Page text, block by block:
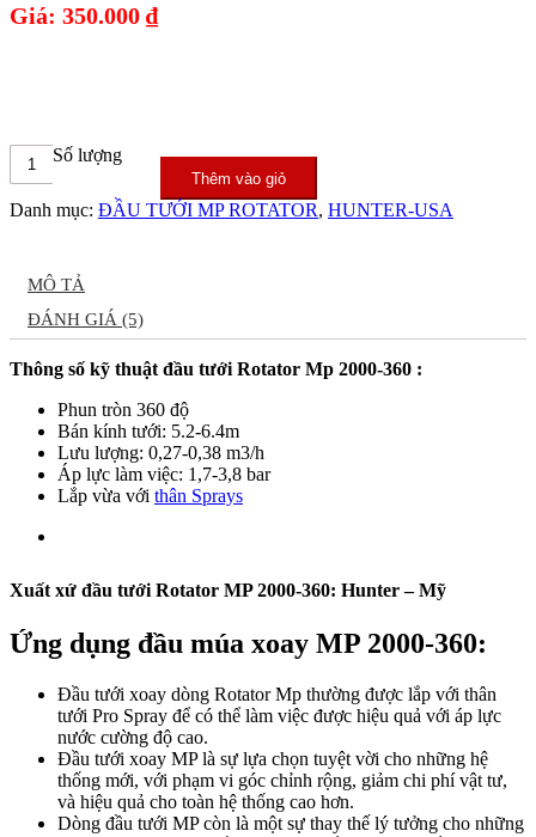
Giá: 350.000 ₫
Số lượng
Thêm vào giỏ
Danh mục: ĐẦU TƯỚI MP ROTATOR, HUNTER-USA
MÔ TẢ
ĐÁNH GIÁ (5)
Thông số kỹ thuật đầu tưới Rotator Mp 2000-360 :
Phun tròn 360 độ
Bán kính tưới: 5.2-6.4m
Lưu lượng: 0,27-0,38 m3/h
Áp lực làm việc: 1,7-3,8 bar
Lắp vừa với thân Sprays
Xuất xứ đầu tưới Rotator MP 2000-360: Hunter – Mỹ
Ứng dụng đầu múa xoay MP 2000-360:
Đầu tưới xoay dòng Rotator Mp thường được lắp với thân
tưới Pro Spray để có thể làm việc được hiệu quả với áp lực
nước cường độ cao.
Đầu tưới xoay MP là sự lựa chọn tuyệt vời cho những hệ
thống mới, với phạm vi góc chỉnh rộng, giảm chi phí vật tư,
và hiệu quả cho toàn hệ thống cao hơn.
Dòng đầu tưới MP còn là một sự thay thế lý tưởng cho những